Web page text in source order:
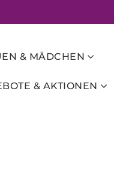
& MÄDCHEN
& AKTIONEN